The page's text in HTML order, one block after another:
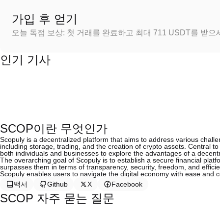
가입 후 얻기
오늘 독점 보상: 첫 거래를 완료하고 최대 711 USDT를 받으
인기 기사
SCOP이란 무엇인가
Scopuly is a decentralized platform that aims to address various
including storage, trading, and the creation of crypto assets. Central
both individuals and businesses to explore the advantages of a
The overarching goal of Scopuly is to establish a secure financial
surpasses them in terms of transparency, security, freedom, and
Scopuly enables users to navigate the digital economy with ease and
백서
Github X Facebook
SCOP 자주 묻는 질문